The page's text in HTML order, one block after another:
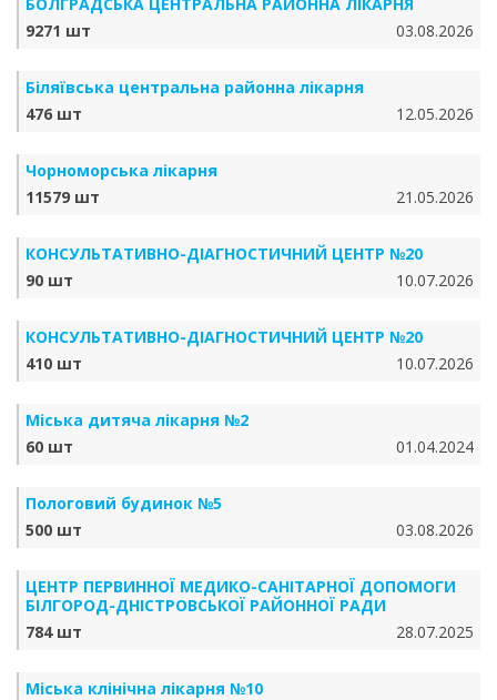
9271 шт
03.08.2026
Біляївська центральна районна лікарня
476 шт
12.05.2026
Чорноморська лікарня
11579 шт
21.05.2026
КОНСУЛЬТАТИВНО-ДІАГНОСТИЧНИЙ ЦЕНТР №20
90 шт
10.07.2026
КОНСУЛЬТАТИВНО-ДІАГНОСТИЧНИЙ ЦЕНТР №20
410 шт
10.07.2026
Міська дитяча лікарня №2
60 шт
01.04.2024
Пологовий будинок №5
500 шт
03.08.2026
ЦЕНТР ПЕРВИННОЇ МЕДИКО-САНІТАРНОЇ ДОПОМОГИ
БІЛГОРОД-ДНІСТРОВСЬКОЇ РАЙОННОЇ РАДИ
784 шт
28.07.2025
Міська клінічна лікарня №10